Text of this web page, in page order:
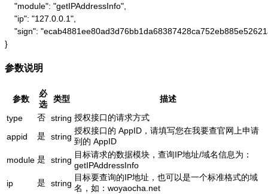
    "module": "getIPAddressInfo",
    "ip": "127.0.0.1",
"sign":
}
参数说明
参数
必
选
类型
描述
type
否 string 授权接口的请求方式
appid
是 string
授权接口的 AppID，请填写您在我要查官网上申请
到的 AppID
module 是 string
目标请求的数据模块，查询IP地址/域名信息为：
getIPAddressInfo
ip
是 string
目标要查询的IP地址，也可以是一个标准格式的域
名，如：woyaocha.net